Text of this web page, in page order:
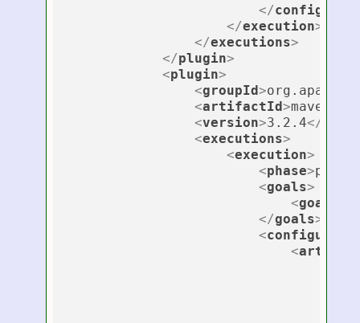
</
</execution>
</executions>
</plugin>
<plugin>
<groupId>
<artifactId>maven-
<version>3.2.4</
<executions>
<execution>
<phase>
<goals>
<goal
</goals>
<
<